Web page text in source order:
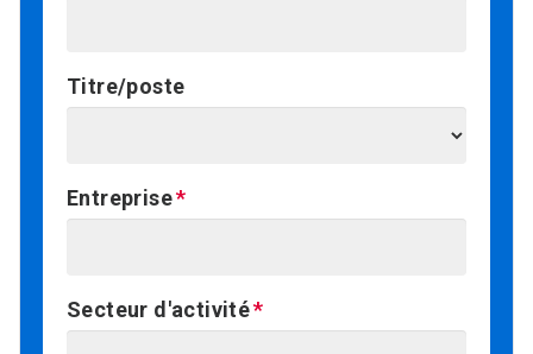
Titre/poste
Entreprise
Secteur d'activité